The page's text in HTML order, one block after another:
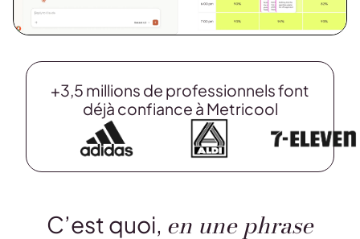
+3,5 millions de professionnels font
déjà confiance à Metricool
C’est quoi, en une phrase